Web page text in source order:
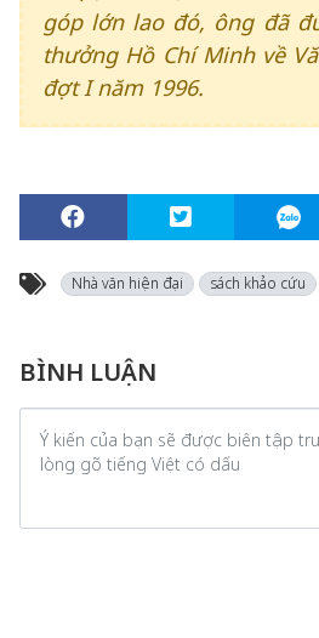
góp lớn lao đó, ông đã
thưởng Hồ Chí Minh về
đợt I năm 1996.
Nhà văn hiện đại sách khảo cứu
BÌNH LUẬN